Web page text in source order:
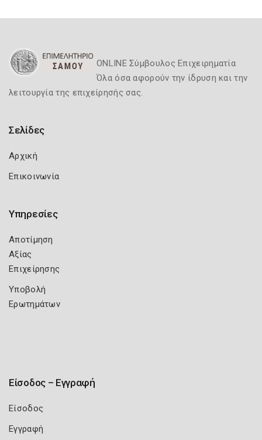
ONLINE Σύμβουλος Επιχειρηματία
Όλα όσα αφορούν την ίδρυση και την
λειτουργία της επιχείρησής σας.
Σελίδες
Αρχική
Επικοινωνία
Υπηρεσίες
Αποτίμηση
Αξίας
Επιχείρησης
Υποβολή
Ερωτημάτων
Είσοδος – Εγγραφή
Είσοδος
Εγγραφή